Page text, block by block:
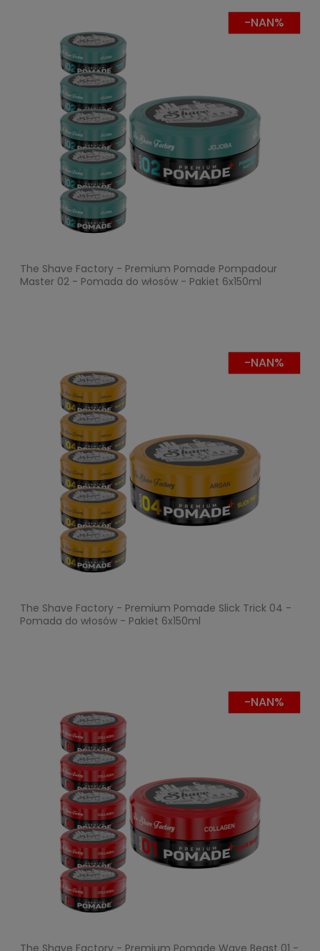
The Shave Factory - Premium Pomade Pompadour
Master 02 - Pomada do włosów - Pakiet 6x150ml
-NAN%
The Shave Factory - Premium Pomade Slick Trick 04 -
Pomada do włosów - Pakiet 6x150ml
-NAN%
The Shave Factory - Premium Pomade Wave Beast 01 -
-NAN%